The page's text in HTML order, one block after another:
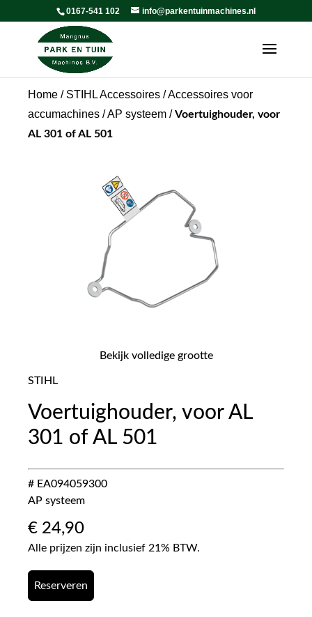
0167-541 102 info@parkentuinmachines.nl
Home / STIHL Accessoires /Accessoires voor
accumachines /AP systeem /Voertuighouder, voor
AL 301 of AL 501
Bekijk volledige grootte
STIHL
Voertuighouder, voor AL
301 of AL 501
# EA094059300
AP systeem
€ 24,90
Alle prijzen zijn inclusief 21% BTW.
Reserveren